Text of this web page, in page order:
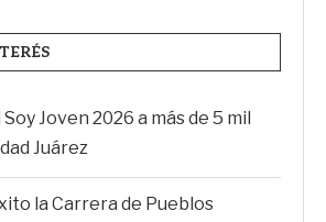
Joven 2026 a más de 5 mil
Juárez
la Carrera de Pueblos